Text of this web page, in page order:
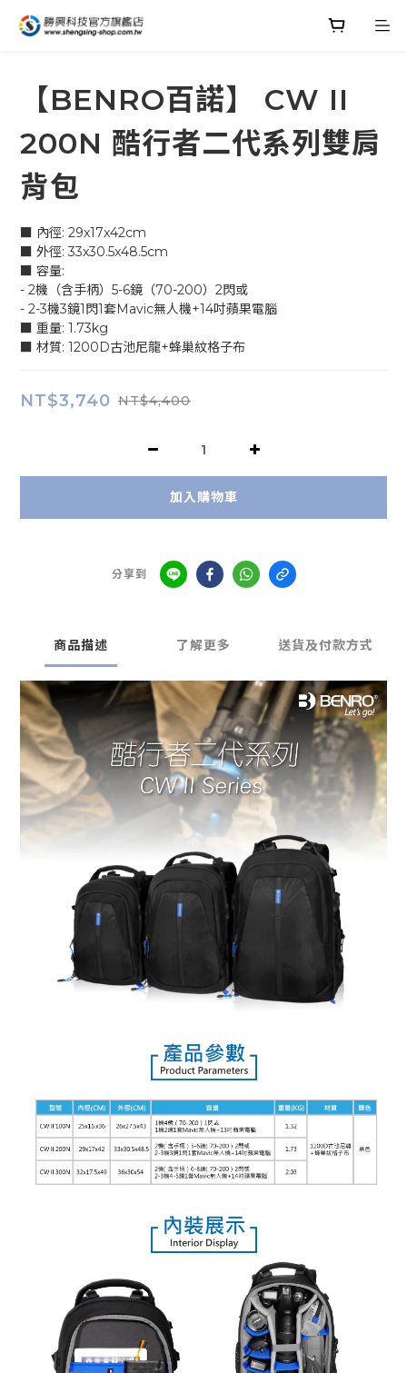
【BENRO百諾】 CW II
200N 酷行者二代系列雙肩
背包
■ 內徑: 29x17x42cm
■ 外徑: 33x30.5x48.5cm
■ 容量:
- 2機（含手柄）5-6鏡（70-200）2閃或
- 2-3機3鏡1閃1套Mavic無人機+14吋蘋果電腦
■ 重量: 1.73kg
■ 材質: 1200D古池尼龍+蜂巢紋格子布
NT$3,740 NT$4,400
加入購物車
分享到
商品描述 了解更多 送貨及付款方式